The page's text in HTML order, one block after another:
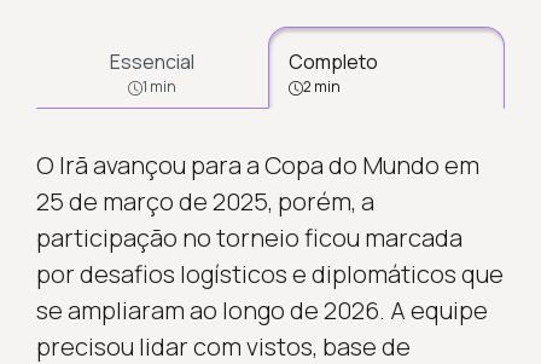
Essencial
1 min
Completo
2 min
O Irã avançou para a Copa do Mundo em
25 de março de 2025, porém, a
participação no torneio ficou marcada
por desafios logísticos e diplomáticos que
se ampliaram ao longo de 2026. A equipe
precisou lidar com vistos, base de